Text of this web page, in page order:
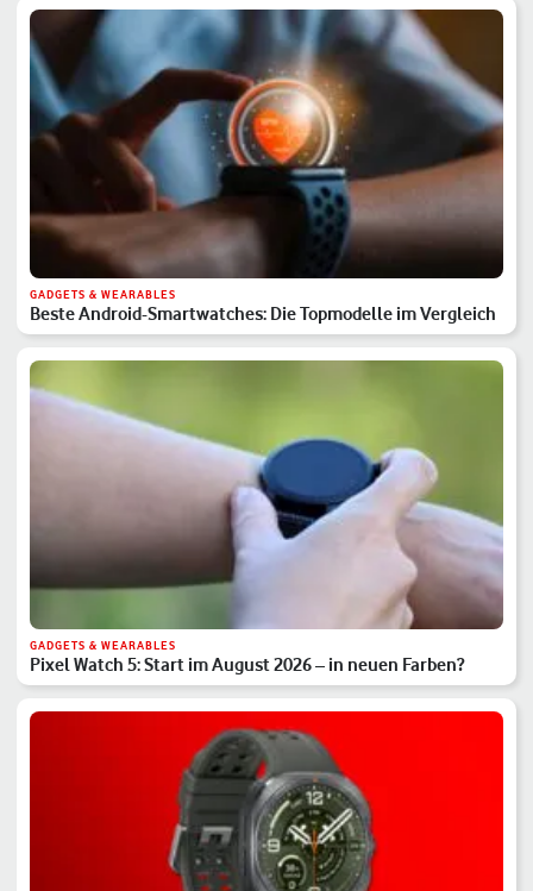
GADGETS & WEARABLES
Beste Android-Smartwatches: Die Topmodelle im Vergleich
GADGETS & WEARABLES
Pixel Watch 5: Start im August 2026 – in neuen Farben?